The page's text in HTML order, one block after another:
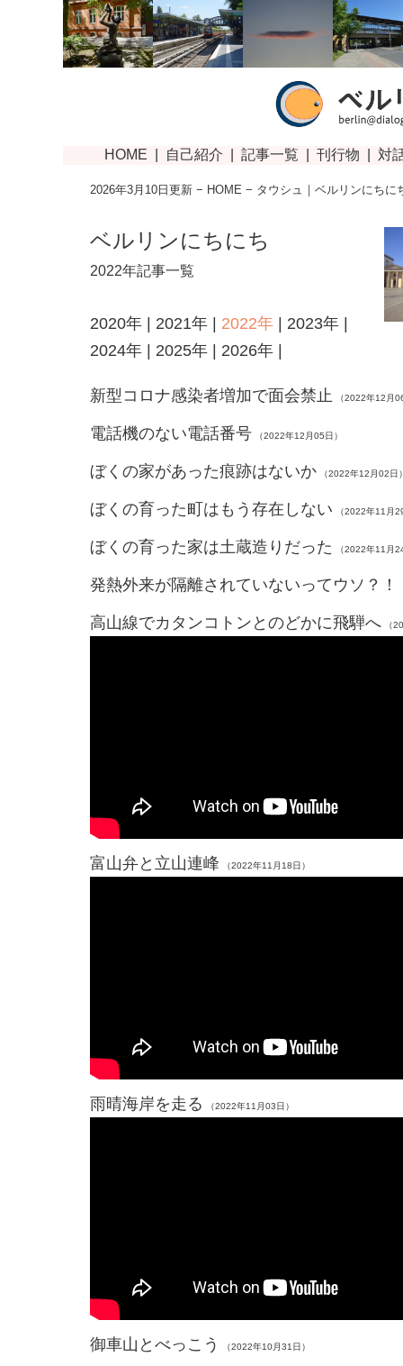
2026年3月10日更新 − HOME − タウシュ｜ベルリンにちに
ベルリンにちにち
2022年記事一覧
2020年 2021年 2022年 2023年
2024年
2025年 2026年
新型コロナ感染者増加で面会禁止 （2022年12月
電話機のない電話番号 （2022年12月05日）
ぼくの家があった痕跡はないか （2022年12月02日
ぼくの育った町はもう存在しない （2022年11月
ぼくの育った家は土蔵造りだった （2022年11月
発熱外来が隔離されていないってウソ？！
高山線でカタンコトンとのどかに飛騨へ （
富山弁と立山連峰 （2022年11月18日）
雨晴海岸を走る （2022年11月03日）
御車山とべっこう （2022年10月31日）